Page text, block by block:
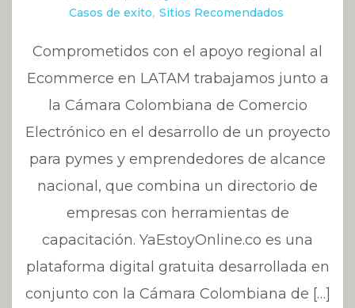
Casos de exito, Sitios Recomendados
Comprometidos con el apoyo regional al
Ecommerce en LATAM trabajamos junto a
la Cámara Colombiana de Comercio
Electrónico en el desarrollo de un proyecto
para pymes y emprendedores de alcance
nacional, que combina un directorio de
empresas con herramientas de
capacitación. YaEstoyOnline.co es una
plataforma digital gratuita desarrollada en
conjunto con la Cámara Colombiana de […]